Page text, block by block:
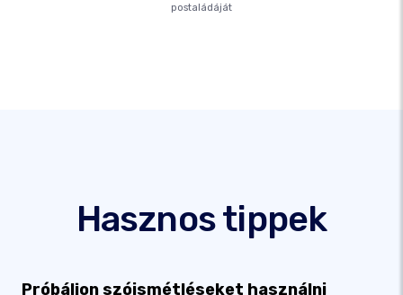
postaládáját
Hasznos tippek
Próbáljon szóismétléseket használni